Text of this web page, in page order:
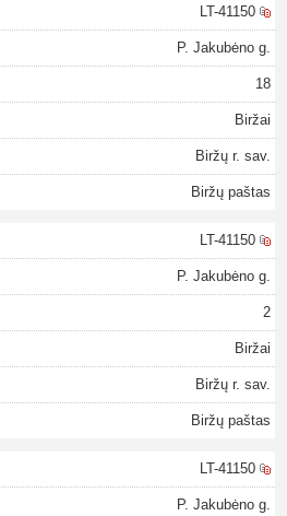
LT-41150
P. Jakubėno g.
18
Biržai
Biržų r. sav.
Biržų paštas
LT-41150
P. Jakubėno g.
2
Biržai
Biržų r. sav.
Biržų paštas
LT-41150
P. Jakubėno g.